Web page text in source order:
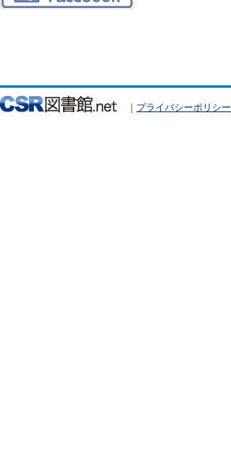
｜ プライバシーポリシー